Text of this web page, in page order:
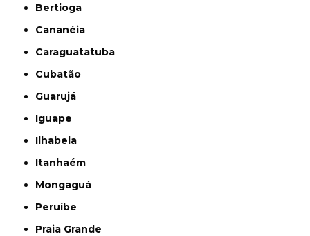
Bertioga
Cananéia
Caraguatatuba
Cubatão
Guarujá
Iguape
Ilhabela
Itanhaém
Mongaguá
Peruíbe
Praia Grande